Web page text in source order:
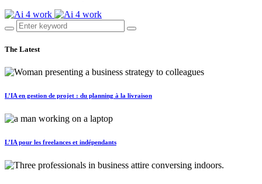
The Latest
L’IA en gestion de projet : du planning à la livraison
L’IA pour les freelances et indépendants